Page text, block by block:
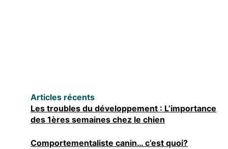
Articles récents
Les troubles du développement : L’importance
des 1ères semaines chez le chien
Comportementaliste canin… c’est quoi?